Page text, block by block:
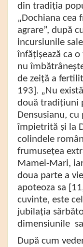
din tradiția
„Dochiana cea
agrare”, după
incursiunile
înfățișează ca
nu
de zeiță a
193]. „Nu
două tradițiuni
Densusianu,
împietrită și la
colindele
frumusețea
Mamei-Mari,
doua parte a
apoteoza sa
cuvinte, este
jubilația
dimensiunile
După cum